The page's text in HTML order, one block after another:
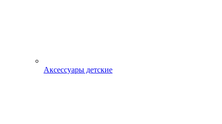
Аксессуары детские